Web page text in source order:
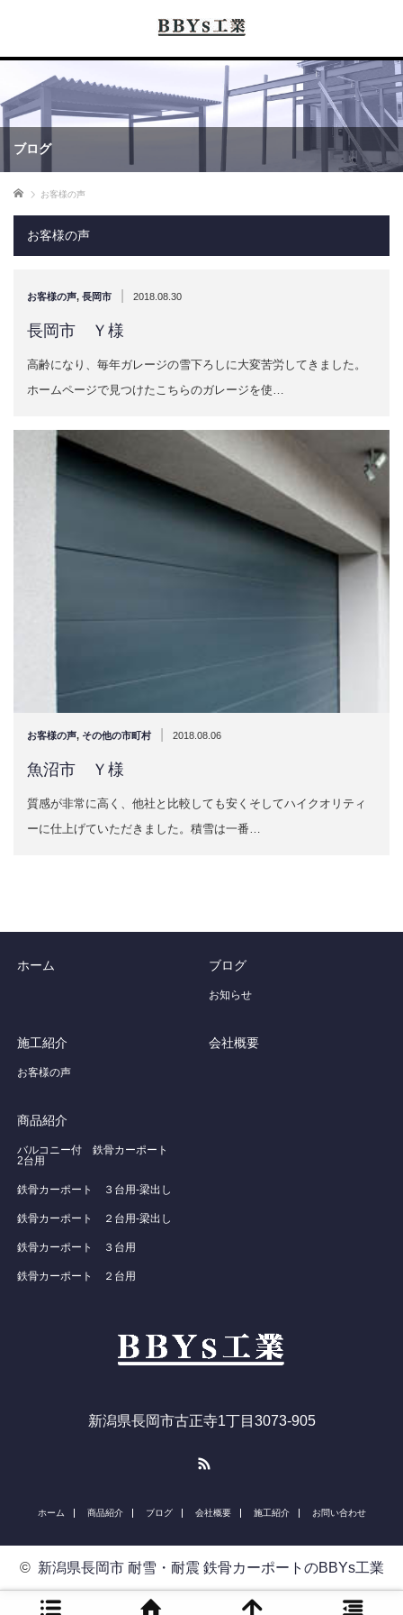
ブログ
ホーム お客様の声
お客様の声
お客様の声, 長岡市 2018.08.30
長岡市 Ｙ様
高齢になり、毎年ガレージの雪下ろしに大変苦労してきました。
ホームページで見つけたこちらのガレージを使…
お客様の声, その他の市町村 2018.08.06
魚沼市 Ｙ様
質感が非常に高く、他社と比較しても安くそしてハイクオリティ
ーに仕上げていただきました。積雪は一番…
ホーム ブログ
お知らせ
施工紹介
お客様の声
会社概要
商品紹介
バルコニー付 鉄骨カーポート
2台用
鉄骨カーポート ３台用-梁出し
鉄骨カーポート ２台用-梁出し
鉄骨カーポート ３台用
鉄骨カーポート ２台用
新潟県長岡市古正寺1丁目3073-905
ホーム 商品紹介 ブログ 会社概要 施工紹介 お問い合わせ
© 新潟県長岡市 耐雪・耐震 鉄骨カーポートのBBYs工業